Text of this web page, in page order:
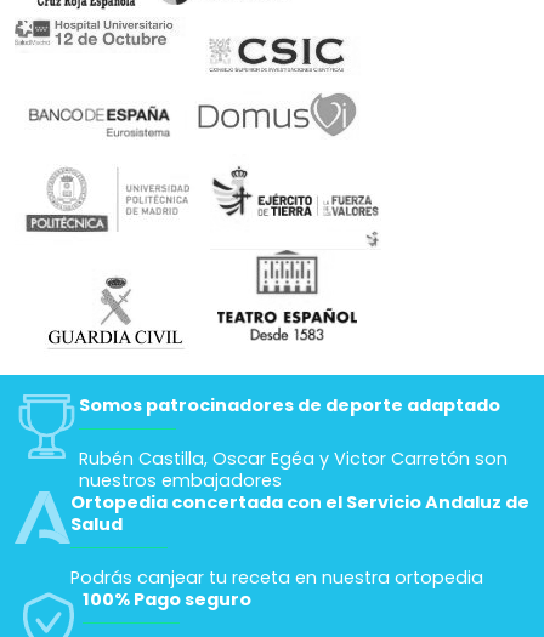
Somos patrocinadores de deporte adaptado
Rubén Castilla, Oscar Egéa y Victor Carretón son
nuestros embajadores
Ortopedia concertada con el Servicio Andaluz de
Salud
Podrás canjear tu receta en nuestra ortopedia
100% Pago seguro